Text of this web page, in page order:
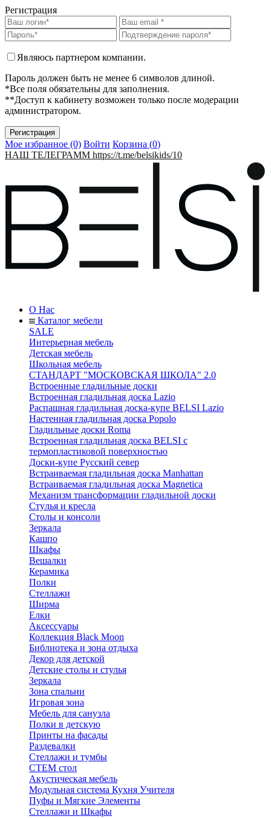
Регистрация
Являюсь партнером компании.
Пароль должен быть не менее 6 символов длиной.
*Все поля обязательны для заполнения.
**Доступ к кабинету возможен только после модерации
администратором.
Мое избранное (0) Войти Корзина (0)
НАШ ТЕЛЕГРАММ https://t.me/belsikids/10
О Нас
Каталог мебели
SALE
Интерьерная мебель
Детская мебель
Школьная мебель
СТАНДАРТ "МОСКОВСКАЯ ШКОЛА" 2.0
Встроенные гладильные доски
Встроенная гладильная доска Lazio
Распашная гладильная доска-купе BELSI Lazio
Настенная гладильная доска Popolo
Гладильные доски Roma
Встроенная гладильная доска BELSI с
термопластиковой поверхностью
Доски-купе Русский север
Встраиваемая гладильная доска Manhattan
Встраиваемая гладильная доска Magnetica
Механизм трансформации гладильной доски
Стyлья и кресла
Столы и консоли
Зеркала
Кашпо
Шкафы
Вешалки
Керамика
Полки
Стеллажи
Ширма
Елки
Аксессуары
Коллекция Black Moon
Библиотека и зона отдыха
Декор для детской
Детские столы и стулья
Зеркала
Зона спальни
Игровая зона
Мебель для санузла
Полки в детскую
Принты на фасады
Раздевалки
Стеллажи и тумбы
СТЕМ стол
Акустическая мебель
Модульная система Кухня Учителя
Пуфы и Мягкие Элементы
Стеллажи и Шкафы